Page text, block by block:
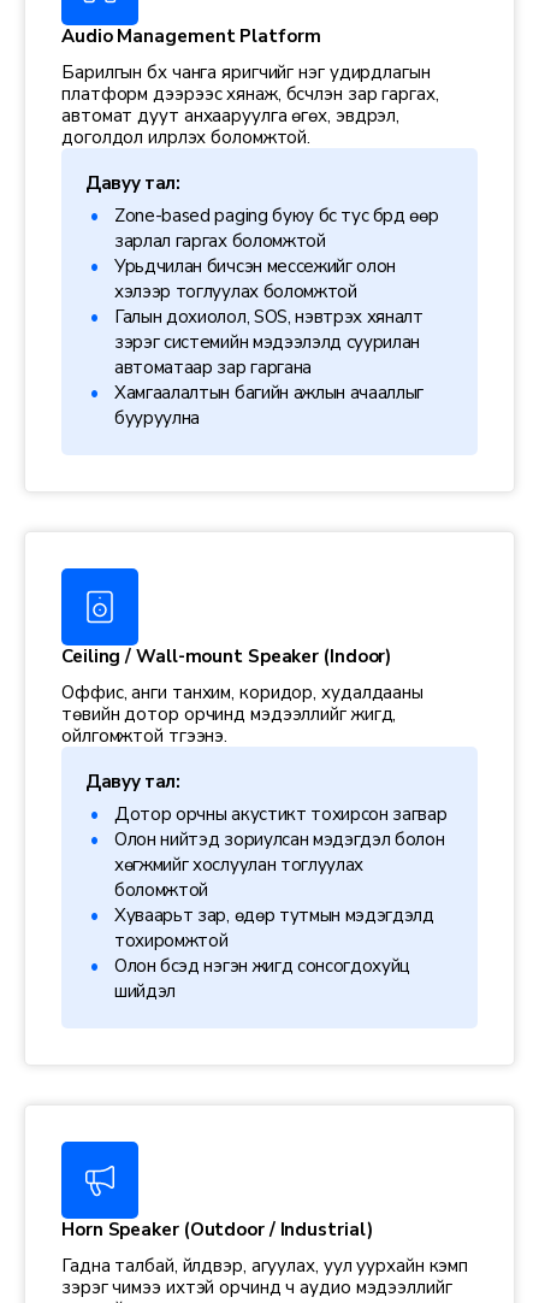
Audio Management Platform
Барилгын бүх чанга яригчийг нэг удирдлагын
платформ дээрээс хянаж, бүсчлэн зар гаргах,
автомат дуут анхааруулга өгөх, эвдрэл,
доголдол илрүүлэх боломжтой.
Давуу тал:
Zone-based paging буюу бүс тус бүрд өөр
зарлал гаргах боломжтой
Урьдчилан бичсэн мессежийг олон
хэлээр тоглуулах боломжтой
Галын дохиолол, SOS, нэвтрэх хяналт
зэрэг системийн мэдээлэлд суурилан
автоматаар зар гаргана
Хамгаалалтын багийн ажлын ачааллыг
бууруулна
Ceiling / Wall-mount Speaker (Indoor)
Оффис, анги танхим, коридор, худалдааны
төвийн дотор орчинд мэдээллийг жигд,
ойлгомжтой түгээнэ.
Давуу тал:
Дотор орчны акустикт тохирсон загвар
Олон нийтэд зориулсан мэдэгдэл болон
хөгжмийг хослуулан тоглуулах
боломжтой
Хуваарьт зар, өдөр тутмын мэдэгдэлд
тохиромжтой
Олон бүсэд нэгэн жигд сонсогдохуйц
шийдэл
Horn Speaker (Outdoor / Industrial)
Гадна талбай, үйлдвэр, агуулах, уул уурхайн кэмп
зэрэг чимээ ихтэй орчинд ч аудио мэдээллийг